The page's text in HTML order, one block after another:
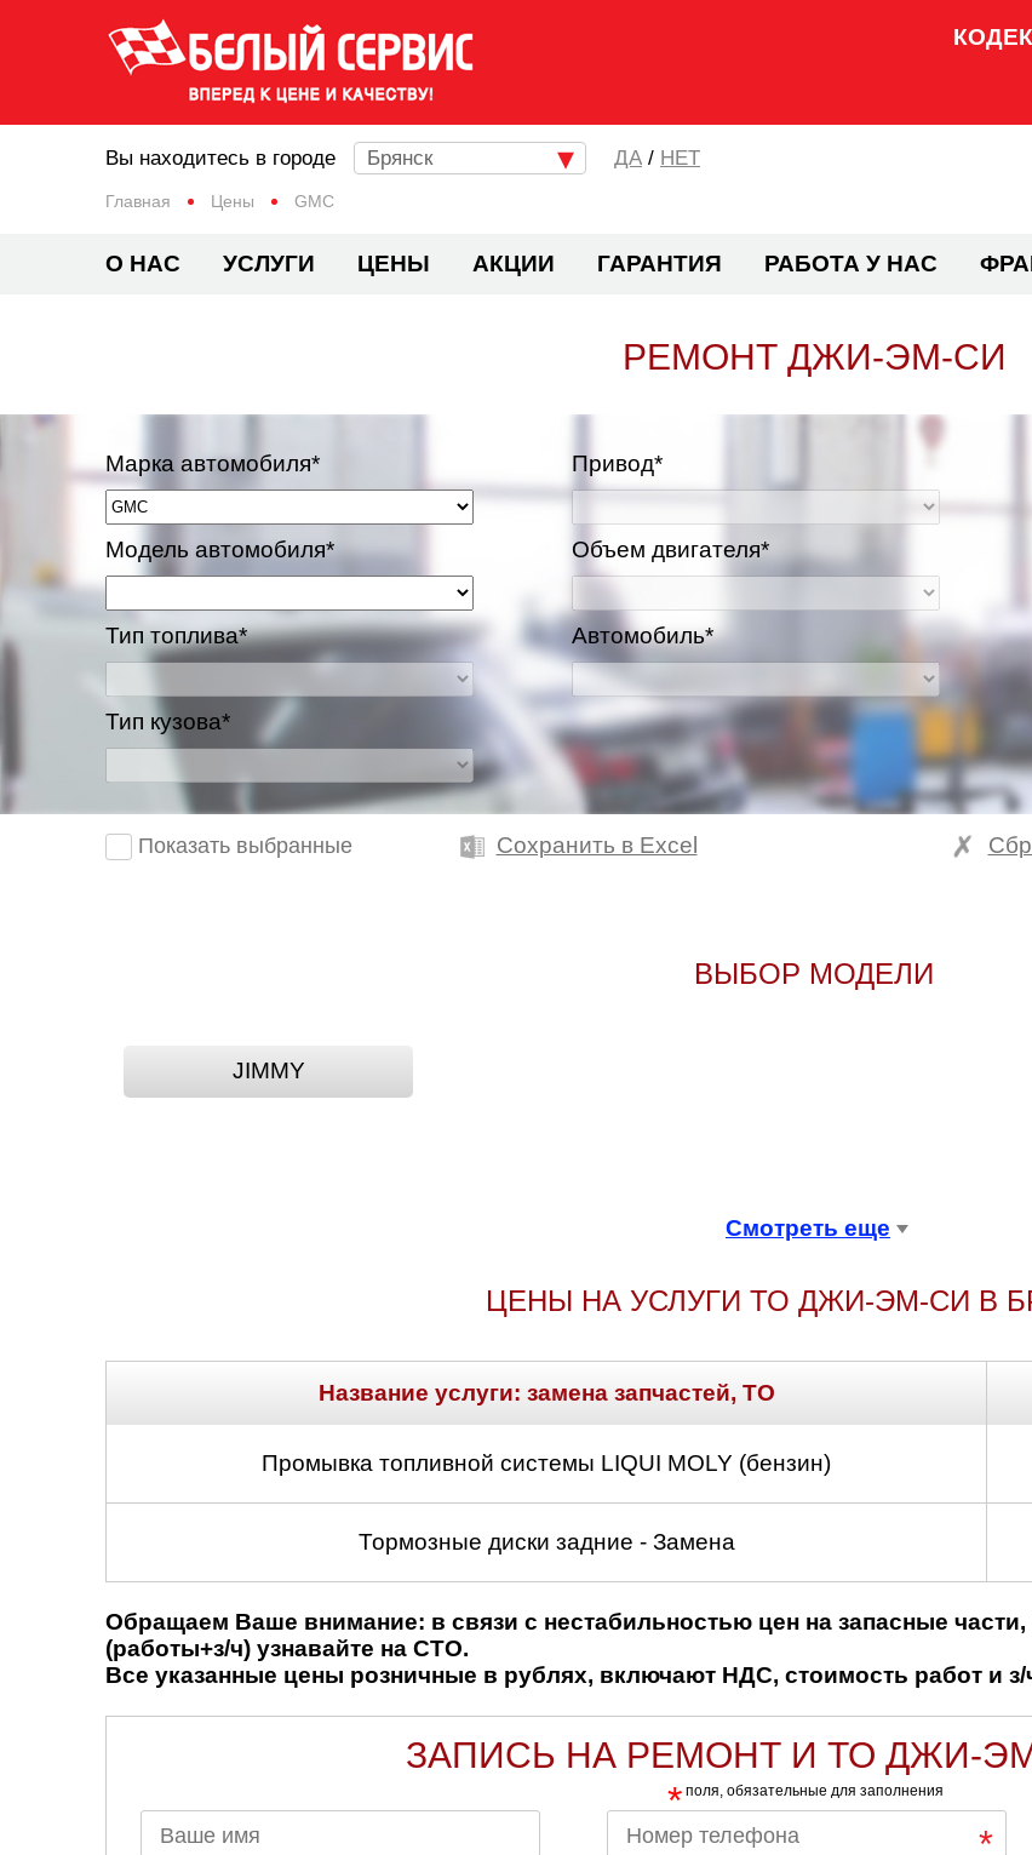
Главная Цены GMC
Вы находитесь в городе Брянск / НЕТ
О НАС УСЛУГИ ЦЕНЫ АКЦИИ ГАРАНТИЯ РАБОТА У НАС
РЕМОНТ ДЖИ-ЭМ-СИ
Марка автомобиля*
Модель автомобиля*
Тип топлива*
Тип кузова*
Привод*
Объем двигателя*
Автомобиль*
Показать выбранные Сохранить в Excel
ВЫБОР МОДЕЛИ
JIMMY
Смотреть еще
ЦЕНЫ НА УСЛУГИ ТО ДЖИ-ЭМ-СИ В
Название услуги: замена запчастей, ТО
Промывка топливной системы LIQUI MOLY (бензин)
Тормозные диски задние - Замена
Обращаем Ваше внимание: в связи с нестабильностью цен на запасные части,
(работы+з/ч) узнавайте на СТО.
Все указанные цены розничные в рублях, включают НДС, стоимость работ и з/
ЗАПИСЬ НА РЕМОНТ И ТО ДЖИ-
* поля, обязательные для заполнения